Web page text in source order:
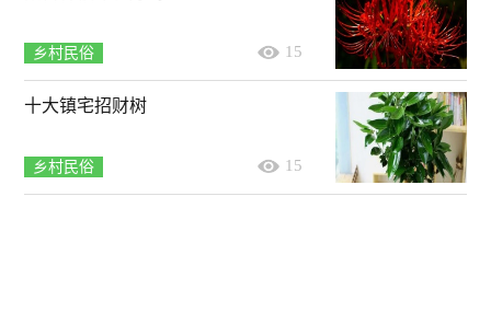
乡村民俗 15
十大镇宅招财树
乡村民俗 15